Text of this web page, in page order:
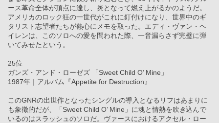
ース革命全体が頂点に達し、炎となって燃え上がるかのようだ。
アメリカのロック狂の一世代がこれに釘付けになり、世界中のギ
タリスト志望者たちが熱心にメモを取った。エディ・ヴァン・ヘ
イレンは、このソロへの愛を問われた際、一音漏らさず完璧に弾
いてみせたという。
25位
ガンズ・アンド・ローゼズ 「Sweet Child O’ Mine」
1987年｜アルバム『Appetite for Destruction』
このGNRの出世作となったシングルの導入となるリフはあまりに
も象徴的だが、「Sweet Child O’ Mine」に魂と情熱を吹き込んで
いるのはスラッシュのソロだ。ヴァースにおけるアクセル・ロー